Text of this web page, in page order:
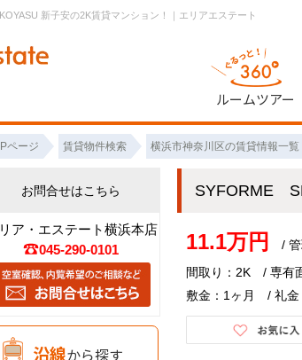
新子安の2K賃貸マンション！｜エリアエステート
ルームツアー
ページ 賃貸物件検索 横浜市神奈川区の賃貸情報一覧
SYFORME
11.1万円
/ 管
間取り：2K / 専有
敷金：1ヶ月 / 礼
お問合せはこちら
ア・エステート横浜本店
045-290-0101
沿線から探す